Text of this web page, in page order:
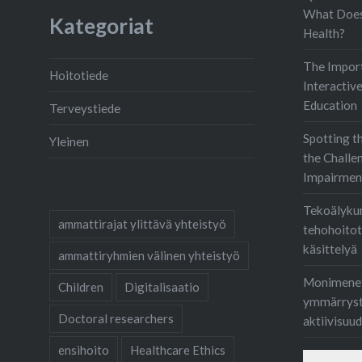
What
Health?
The
Education
Spotting
the
käsittelyä
Kategoriat
Hoitotiede
Terveystiede
Yleinen
ammattirajat ylittävä yhteistyö
ammattiryhmien välinen yhteistyö
Children Digitalisaatio
Doctoral researchers
ensihoito Healthcare Ethics